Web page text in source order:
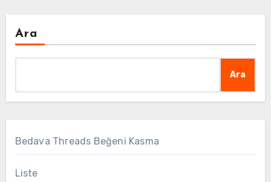
Ara
Ara
Bedava Threads Beğeni Kasma
Liste